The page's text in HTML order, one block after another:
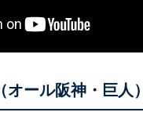
オール阪神・巨人